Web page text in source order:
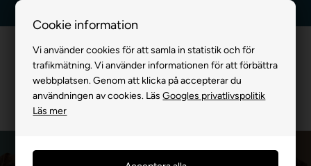
Cookie information
Vi använder cookies för att samla in statistik och för
trafikmätning. Vi använder informationen för att förbättra
webbplatsen. Genom att klicka på accepterar du
användningen av cookies. LäsGoogles privatlivspolitik
Läs mer
Salmo Pet